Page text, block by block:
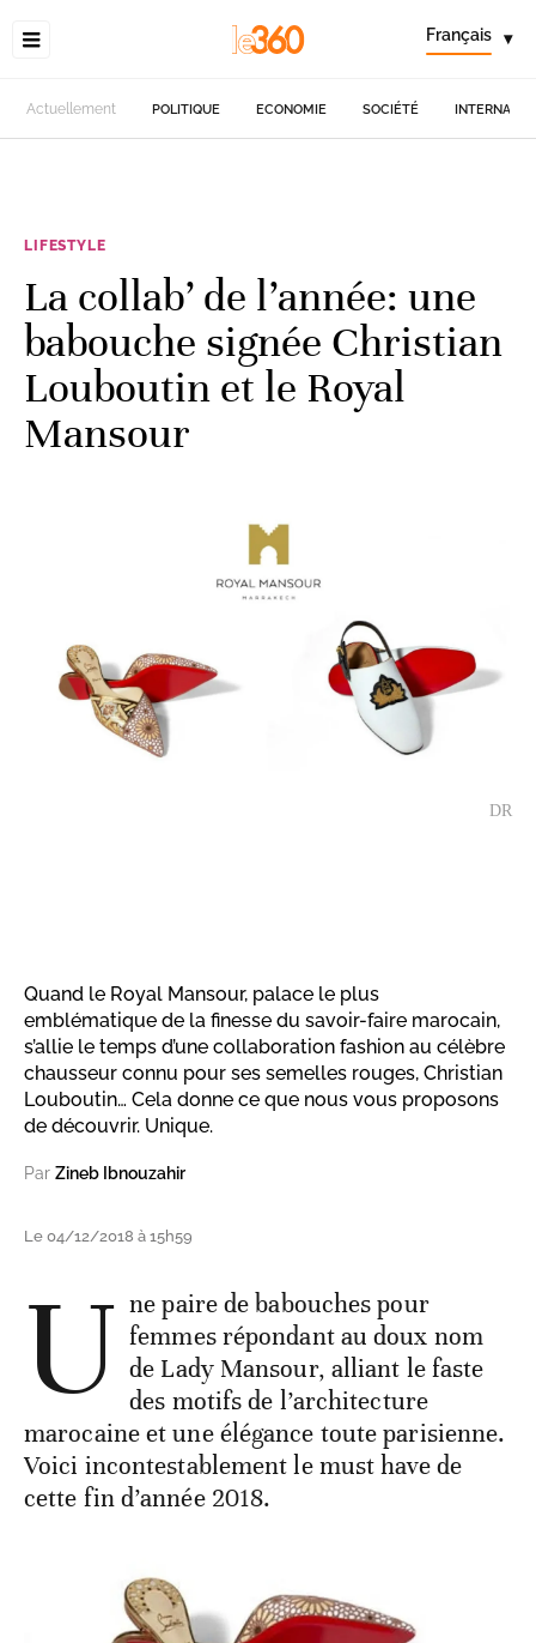
Français ▾
Actuellement POLITIQUE ECONOMIE SOCIÉTÉ
LIFESTYLE
La collab’ de l’année: une
babouche signée Christian
Louboutin et le Royal
Mansour
DR
Quand le Royal Mansour, palace le plus
emblématique de la finesse du savoir-faire marocain,
s’allie le temps d’une collaboration fashion au célèbre
chausseur connu pour ses semelles rouges, Christian
Louboutin… Cela donne ce que nous vous proposons
de découvrir. Unique.
Par Zineb Ibnouzahir
Le 04/12/2018 à 15h59
U ne paire de babouches pour
femmes répondant au doux nom
de Lady Mansour, alliant le faste
des motifs de l’architecture
marocaine et une élégance toute parisienne.
Voici incontestablement le must have de
cette fin d’année 2018.